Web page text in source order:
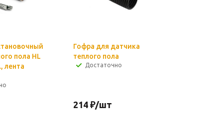
пола HL
лента
Гофра для датчика
теплого пола
Достаточно
214₽/шт